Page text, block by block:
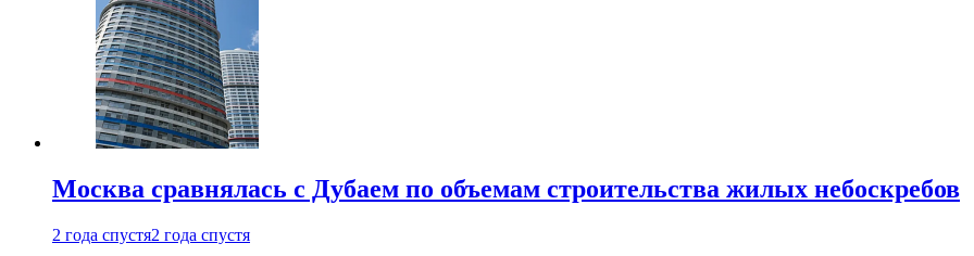
Москва сравнялась с Дубаем по объемам строительства жилых небоскребов
2 года спустя2 года спустя